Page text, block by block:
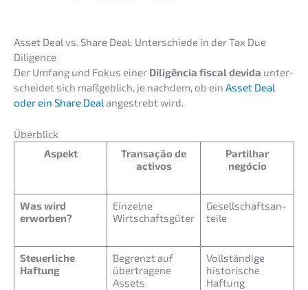
Asset Deal vs. Share Deal: Unter­schie­de in der Tax Due
Diligence
Der Umfang und Fokus einer Diligên­cia fiscal devida unter­
schei­det sich maßgeb­lich, je nachdem, ob ein Asset Deal
oder ein Share Deal angestrebt wird.
Überblick
Aspekt
Transa­ção de
activos
Partil­har
negócio
Was wird
erworben?
Einzel­ne
Wirtschaftsgüter
Gesell­schafts­an­
tei­le
Steuer­li­che
Haftung
Begrenzt auf
übertra­ge­ne
Assets
Vollstän­di­ge
histo­ri­sche
Haftung